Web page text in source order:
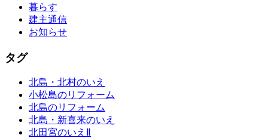
暮らす
建主通信
お知らせ
タグ
北島・北村のいえ
小松島のリフォーム
北島のリフォーム
北島・新喜来のいえ
北田宮のいえⅡ